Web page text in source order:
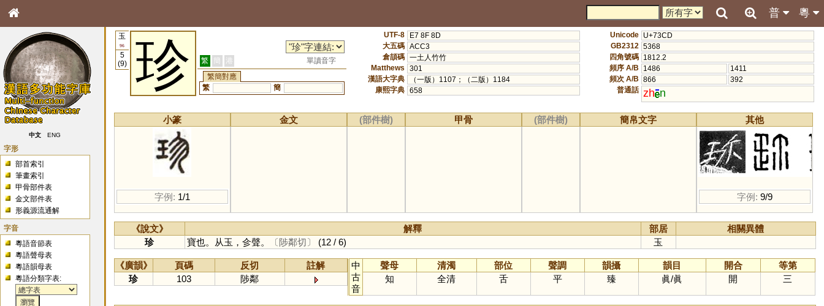
粵
普
中文 ENG
字形
部首索引
筆畫索引
甲骨部件表
金文部件表
形義源流通解
字音
粵語音節表
粵語聲母表
粵語韻母表
粵語分類字表:
玉
96
5
(9)
珍 繁 簡 港
單讀音字
繁簡對應
繁
簡
UTF-8
E7 8F 8D
大五碼 ACC3
倉頡碼 一土人竹竹
Matthews
301
漢語大字典
（一版）1107；（二版）1184
康熙字典 658
Unicode U+73CD
GB2312 5368
四角號碼 1812.2
頻序 A/B
1486
1411
頻次 A/B 866
392
普通話 zh n
小篆
字例: 1/1
金文 (部件樹) 甲骨 (部件樹) 簡帛文字 其他
字例: 9/9
《說文》 解釋 部居
相關異體
珍
寶也。从玉，㐱聲。 〔陟鄰切〕 (12 / 6) 玉
《廣韻》 頁碼 反切
註解
珍
103 陟鄰
中
古
音
聲母 清濁 部位 聲調 韻攝 韻目 開合
等第
知
全清 舌 平 臻 眞/眞 開 三